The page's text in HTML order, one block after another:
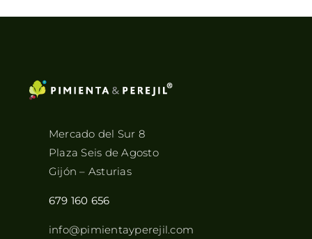
Mercado del Sur 8
Plaza Seis de Agosto
Gijón – Asturias
679 160 656
info@pimientayperejil.com